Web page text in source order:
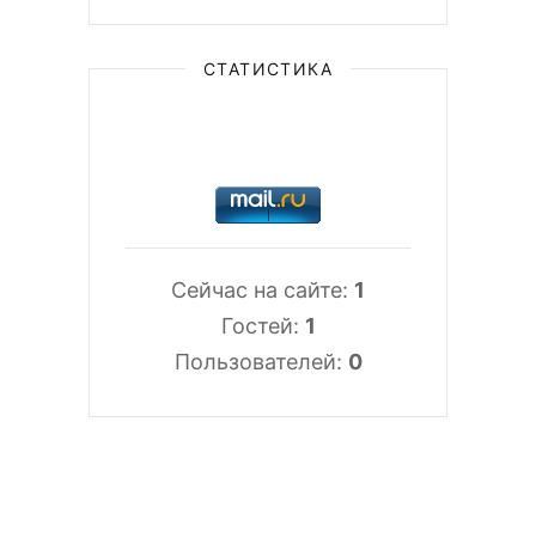
СТАТИСТИКА
Сейчас на сайте: 1
Гостей: 1
Пользователей: 0